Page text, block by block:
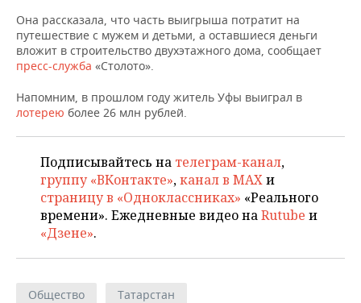
ОПК
ЭНЕРГЕТИКА
ТРАНСПОРТ
УСЛУГИ
IT
МЕДИА
ТЕЛЕКОММУНИКАЦИИ
НОВОСТИ МЕРОПРИЯТИЙ
ВЫЕЗДНАЯ РЕДАКЦИЯ
БИЗНЕС-БРАНЧИ
ONLINE-КОНФЕРЕНЦИИ
ОТКРЫТАЯ ЛЕКЦИЯ
СПОРТ
НОВОСТИ СПОРТА
ФУТБОЛ
ХОККЕЙ
БАСКЕТБОЛ
ВОЛЕЙБОЛ
ФИГУРНОЕ КАТАНИЕ
ОБЩЕСТВО
НОВОСТИ ОБЩЕСТВА
ВЛАСТЬ
ИНФРАСТРУКТУРА
ИСТОРИЯ
МЕДИЦИНА
ФОТОГАЛЕРЕЯ
СЮЖЕТЫ
СПРАВОЧНИК
СПИСОК ПЕРСОН
ПОЛНАЯ ВЕРСИЯ
Она рассказала, что часть выигрыша потратит на
путешествие с мужем и детьми, а оставшиеся деньги
вложит в строительство двухэтажного дома, сообщает
пресс-служба «Столото».
Напомним, в прошлом году житель Уфы выиграл в
лотерею более 26 млн рублей.
Подписывайтесь на телеграм-канал,
группу «ВКонтакте»,канал в MAXи
страницу в «Одноклассниках» «Реального
времени». Ежедневные видео наRutube и
«Дзене».
Общество Татарстан